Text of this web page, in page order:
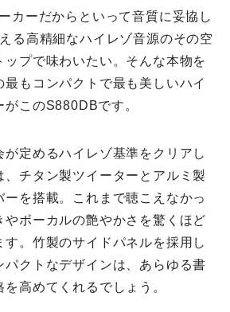
カーだからといって音質に妥協し
る高精細なハイレゾ音源のその空
ップで味わいたい。そんな本物を
もコンパクトで最も美しいハイ
このS880DBです。
が定めるハイレゾ基準をクリアし
、チタン製ツイーターとアルミ製
ーを搭載。これまで聴こえなかっ
やボーカルの艶やかさを驚くほど
す。竹製のサイドパネルを採用し
パクトなデザインは、あらゆる書
高めてくれるでしょう。